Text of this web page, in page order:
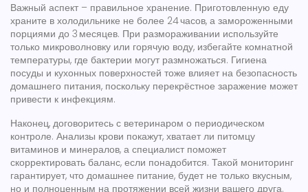
Важный аспект – правильное хранение. Приготовленную еду
храните в холодильнике не более 24 часов, а замороженными
порциями до 3 месяцев. При размораживании используйте
только микроволновку или горячую воду, избегайте комнатной
температуры, где бактерии могут размножаться. Гигиена
посуды и кухонных поверхностей тоже влияет на безопасность
домашнего питания, поскольку перекрёстное заражение может
привести к инфекциям.
Наконец, договоритесь с ветеринаром о периодическом
контроле. Анализы крови покажут, хватает ли питомцу
витаминов и минералов, а специалист поможет
скорректировать баланс, если понадобится. Такой мониторинг
гарантирует, что домашнее питание, будет не только вкусным,
но и полноценным на протяжении всей жизни вашего друга.